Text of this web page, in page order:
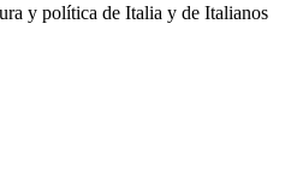
y política de Italia y de Italianos